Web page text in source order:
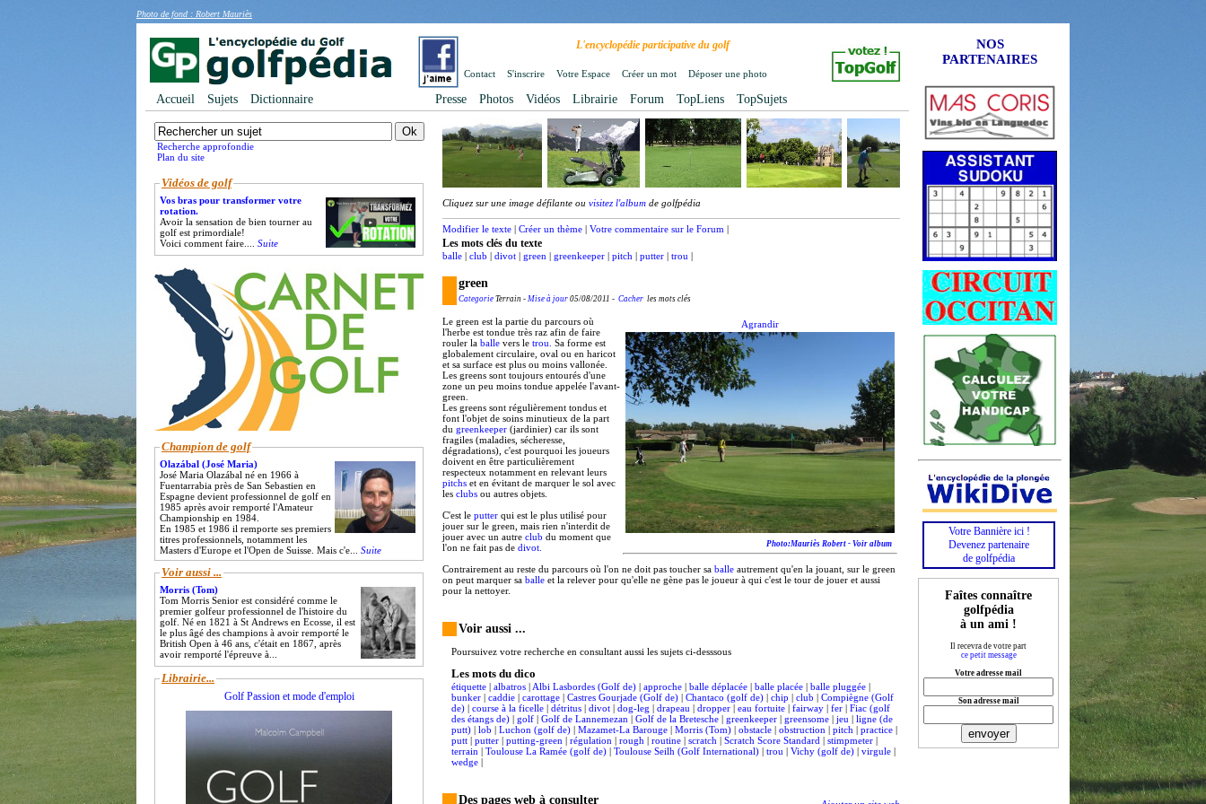
Photo de fond : Robert Mauriès
L'encyclopédie participative du golf
Contact S'inscrire Votre Espace Créer un mot Déposer une photo
Accueil Sujets Dictionnaire Presse Photos Vidéos Librairie Forum TopLiens TopSujets
Cliquez sur une image défilante ou visitez l'album de golfpédia
Modifier le texte | Créer un thème | Votre commentaire sur le Forum |
Les mots clés du texte
balle | club | divot | green | greenkeeper | pitch | putter | trou |
green
Categorie Terrain - Mise à jour 05/08/2011 - Cacher les mots clés
Agrandir
Photo:Mauriès Robert - Voir album
Le green est la partie du parcours où
l'herbe est tondue très raz afin de faire
rouler la balle vers le trou. Sa forme est
globalement circulaire, oval ou en haricot
et sa surface est plus ou moins vallonée.
Les greens sont toujours entourés d'une
zone un peu moins tondue appelée l'avant-
green.
Les greens sont régulièrement tondus et
font l'objet de soins minutieux de la part
du greenkeeper (jardinier) car ils sont
fragiles (maladies, sécheresse,
dégradations), c'est pourquoi les joueurs
doivent en être particulièrement
respecteux notamment en relevant leurs
pitchs et en évitant de marquer le sol avec
les clubs ou autres objets.
C'est le putter qui est le plus utilisé pour
jouer sur le green, mais rien n'interdit de
jouer avec un autre club du moment que
l'on ne fait pas de divot.
Contrairement au reste du parcours où l'on ne doit pas toucher sa balle autrement qu'en la jouant, sur le green
on peut marquer sa balle et la relever pour qu'elle ne gène pas le joueur à qui c'est le tour de jouer et aussi
pour la nettoyer.
Voir aussi ...
Poursuivez votre recherche en consultant aussi les sujets ci-desssous
Les mots du dico
étiquette | albatros | Albi Lasbordes (Golf de) | approche | balle déplacée | balle placée | balle pluggée |
bunker | caddie | carottage | Castres Gourjade (Golf de) | Chantaco (golf de) | chip | club | Compiègne (Golf
de) | course à la ficelle | détritus | divot | dog-leg | drapeau | dropper | eau fortuite | fairway | fer | Fiac (golf
des étangs de) | golf | Golf de Lannemezan | Golf de la Bretesche | greenkeeper | greensome | jeu | ligne (de
putt) | lob | Luchon (golf de) | Mazamet-La Barouge | Morris (Tom) | obstacle | obstruction | pitch | practice |
putt | putter | putting-green | régulation | rough | routine | scratch | Scratch Score Standard | stimpmeter |
terrain | Toulouse La Ramée (golf de) | Toulouse Seilh (Golf International) | trou | Vichy (golf de) | virgule |
wedge |
Des pages web à consulter
Recherche approfondie
Plan du site
Vidéos de golf
Vos bras pour transformer votre
rotation.
Avoir la sensation de bien tourner au
golf est primordiale!
Voici comment faire.... Suite
Champion de golf
Olazábal (José Maria)
José Maria Olazábal né en 1966 à
Fuentarrabia près de San Sebastien en
Espagne devient professionnel de golf en
1985 après avoir remporté l'Amateur
Championship en 1984.
En 1985 et 1986 il remporte ses premiers
titres professionnels, notamment les
Masters d'Europe et l'Open de Suisse. Mais c'e... Suite
Voir aussi ...
Morris (Tom)
Tom Morris Senior est considéré comme le
premier golfeur professionnel de l'histoire du
golf. Né en 1821 à St Andrews en Ecosse, il est
le plus âgé des champions à avoir remporté le
British Open à 46 ans, c'était en 1867, après
avoir remporté l'épreuve à...
Librairie...
Golf Passion et mode d'emploi
NOS
PARTENAIRES
Votre Bannière ici !
Devenez partenaire
de golfpédia
Faîtes connaître
golfpédia
à un ami !
Il recevra de votre part
ce petit message
Votre adresse mail
Son adresse mail